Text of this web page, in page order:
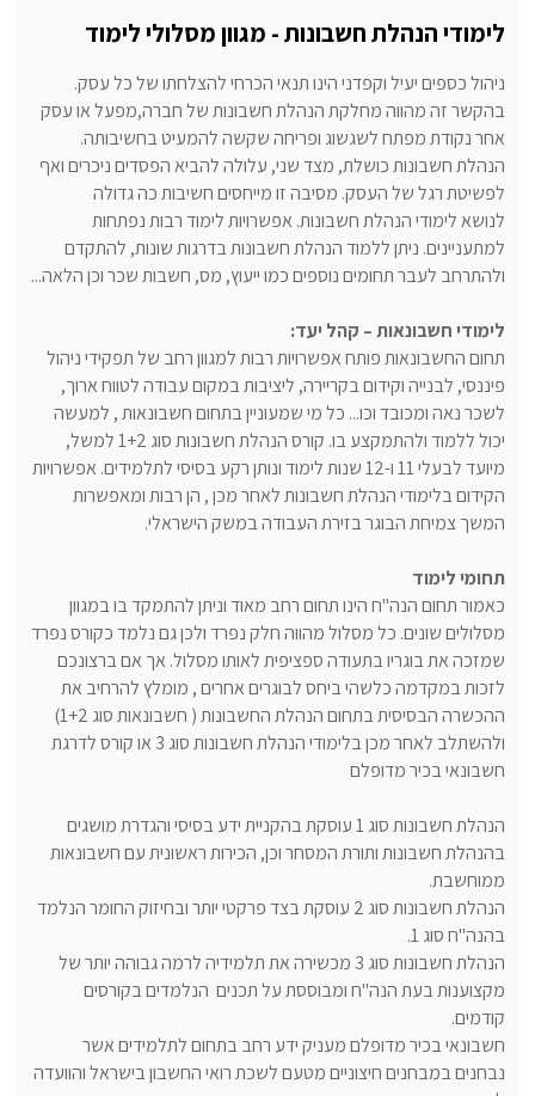
לימודי הנהלת חשבונות - מגוון מסלולי לימוד
ניהול כספים יעיל וקפדני הינו תנאי הכרחי להצלחתו של כל עסק.
בהקשר זה מהווה מחלקת הנהלת חשבונות של חברה,מפעל או עסק
אחר נקודת מפתח לשגשוג ופריחה שקשה להמעיט בחשיבותה.
הנהלת חשבונות כושלת, מצד שני, עלולה להביא הפסדים ניכרים ואף
לפשיטת רגל של העסק. מסיבה זו מייחסים חשיבות כה גדולה
לנושא לימודי הנהלת חשבונות. אפשרויות לימוד רבות נפתחות
למתעניינים. ניתן ללמוד הנהלת חשבונות בדרגות שונות, להתקדם
ולהתרחב לעבר תחומים נוספים כמו ייעוץ, מס, חשבות שכר וכן הלאה...
לימודי חשבונאות – קהל יעד:
תחום החשבונאות פותח אפשרויות רבות למגוון רחב של תפקידי ניהול
פיננסי, לבנייה וקידום בקריירה, ליציבות במקום עבודה לטווח ארוך,
לשכר נאה ומכובד וכו... כל מי שמעוניין בתחום חשבונאות , למעשה
יכול ללמוד ולהתמקצע בו. קורס הנהלת חשבונות סוג 1+2 למשל,
מיועד לבעלי 11 ו-12 שנות לימוד ונותן רקע בסיסי לתלמידים. אפשרויות
הקידום בלימודי הנהלת חשבונות לאחר מכן , הן רבות ומאפשרות
המשך צמיחת הבוגר בזירת העבודה במשק הישראלי.
תחומי לימוד
כאמור תחום הנה"ח הינו תחום רחב מאוד וניתן להתמקד בו במגוון
מסלולים שונים. כל מסלול מהווה חלק נפרד ולכן גם נלמד כקורס נפרד
שמזכה את בוגריו בתעודה ספציפית לאותו מסלול. אך אם ברצונכם
לזכות במקדמה כלשהי ביחס לבוגרים אחרים , מומלץ להרחיב את
ההכשרה הבסיסית בתחום הנהלת החשבונות ( חשבונאות סוג 1+2)
ולהשתלב לאחר מכן בלימודי הנהלת חשבונות סוג 3 או קורס לדרגת
חשבונאי בכיר מדופלם
הנהלת חשבונות סוג 1 עוסקת בהקניית ידע בסיסי והגדרת מושגים
בהנהלת חשבונות ותורת המסחר וכן, הכירות ראשונית עם חשבונאות
ממוחשבת.
הנהלת חשבונות סוג 2 עוסקת בצד פרקטי יותר ובחיזוק החומר הנלמד
בהנה"ח סוג 1.
הנהלת חשבונות סוג 3 מכשירה את תלמידיה לרמה גבוהה יותר של
מקצוענות בעת הנה"ח ומבוססת על תכנים הנלמדים בקורסים
קודמים.
חשבונאי בכיר מדופלם מעניק ידע רחב בתחום לתלמידים אשר
נבחנים במבחנים חיצוניים מטעם לשכת רואי החשבון בישראל והוועדה